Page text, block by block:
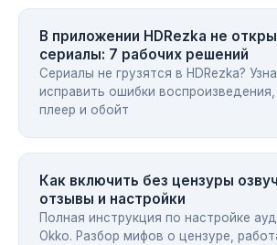
В приложении HDRezka не
сериалы: 7 рабочих решений
Сериалы не грузятся в HDRezka?
исправить ошибки
плеер и обойт
Как включить без цензуры
отзывы и настройки
Полная инструкция по настройке
Okko. Разбор мифов о цензуре,